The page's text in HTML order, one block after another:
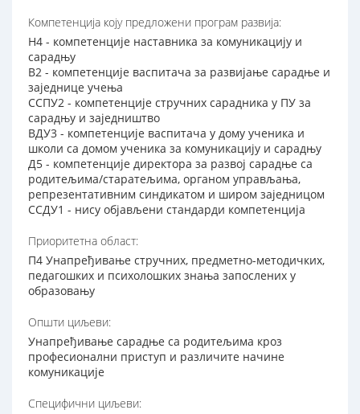
Компетенција коју предложени програм развија:
Н4 - компетенције наставника за комуникацију и
сарадњу
В2 - компетенције васпитача за развијање сарадње и
заједнице учења
ССПУ2 - компетенције стручних сарадника у ПУ за
сарадњу и заједништво
ВДУ3 - компетенције васпитача у дому ученика и
школи са домом ученика за комуникацију и сарадњу
Д5 - компетенције директора за развој сарадње са
родитељима/старатељима, органом управљања,
репрезентативним синдикатом и широм заједницом
ССДУ1 - нису објављени стандарди компетенција
Приоритетна област:
П4 Унапређивање стручних, предметно-методичких,
педагошких и психолошких знања запослених у
образовању
Општи циљеви:
Унапређивање сарадње са родитељима кроз
професионални приступ и различите начине
комуникације
Специфични циљеви: